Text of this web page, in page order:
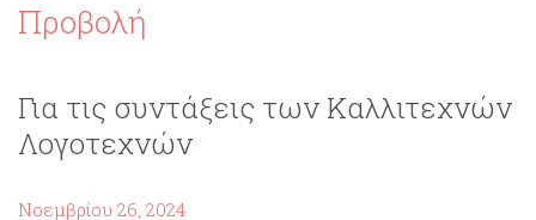
Προβολή
Για τις συντάξεις των Καλλιτεχνών
Λογοτεχνών
Νοεμβρίου 26, 2024